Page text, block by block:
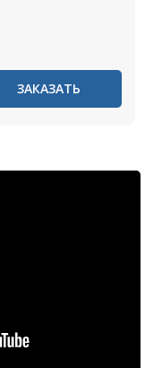
ЗАКАЗАТЬ